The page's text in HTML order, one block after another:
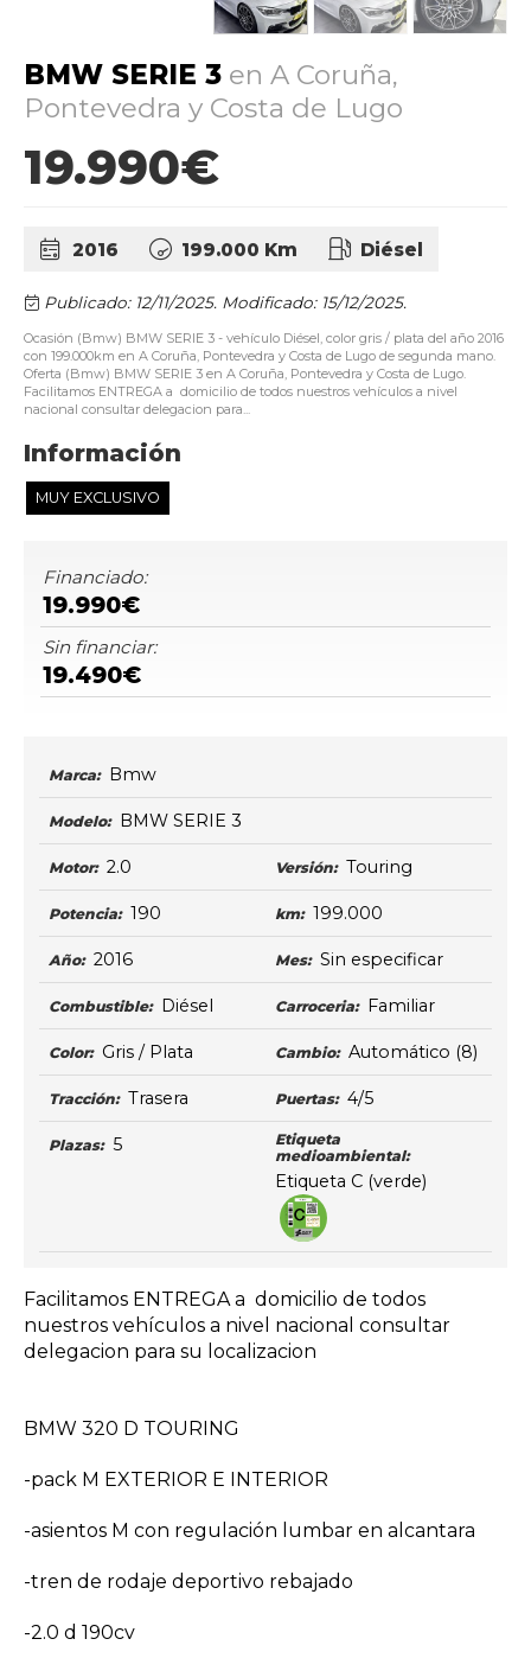
BMW SERIE 3 en A Coruña,
Pontevedra y Costa de Lugo
19.990€
2016 199.000 Km Diésel
Publicado: 12/11/2025. Modificado: 15/12/2025.
Ocasión (Bmw) BMW SERIE 3 - vehículo Diésel, color gris / plata del año 2016
con 199.000km en A Coruña, Pontevedra y Costa de Lugo de segunda mano.
Oferta (Bmw) BMW SERIE 3 en A Coruña, Pontevedra y Costa de Lugo.
Facilitamos ENTREGA a domicilio de todos nuestros vehículos a nivel
nacional consultar delegacion para...
Información
MUY EXCLUSIVO
Financiado:
19.990€
Sin financiar:
19.490€
Marca: Bmw
Modelo: BMW SERIE 3
Motor: 2.0 Versión: Touring
Potencia: 190 km: 199.000
Año: 2016 Mes: Sin especificar
Combustible: Diésel Carroceria: Familiar
Color: Gris / Plata Cambio: Automático (8)
Tracción: Trasera Puertas: 4/5
Plazas: 5
Etiqueta
medioambiental:
Etiqueta C (verde)
Facilitamos ENTREGA a domicilio de todos
nuestros vehículos a nivel nacional consultar
delegacion para su localizacion
BMW 320 D TOURING
-pack M EXTERIOR E INTERIOR
-asientos M con regulación lumbar en alcantara
-tren de rodaje deportivo rebajado
-2.0 d 190cv